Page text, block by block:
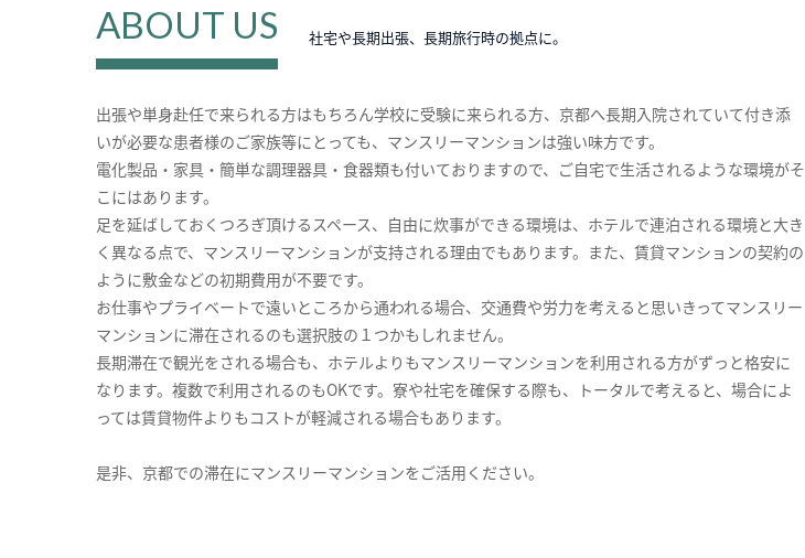
ABOUT US 社宅や長期出張、長期旅行時の拠点に。
出張や単身赴任で来られる方はもちろん学校に受験に来られる方、京都へ長期入院されていて付き添
いが必要な患者様のご家族等にとっても、マンスリーマンションは強い味方です。
電化製品・家具・簡単な調理器具・食器類も付いておりますので、ご自宅で生活されるような環境がそ
こにはあります。
足を延ばしておくつろぎ頂けるスペース、自由に炊事ができる環境は、ホテルで連泊される環境と大き
く異なる点で、マンスリーマンションが支持される理由でもあります。また、賃貸マンションの契約の
ように敷金などの初期費用が不要です。
お仕事やプライベートで遠いところから通われる場合、交通費や労力を考えると思いきってマンスリー
マンションに滞在されるのも選択肢の１つかもしれません。
長期滞在で観光をされる場合も、ホテルよりもマンスリーマンションを利用される方がずっと格安に
なります。複数で利用されるのもOKです。寮や社宅を確保する際も、トータルで考えると、場合によ
っては賃貸物件よりもコストが軽減される場合もあります。
是非、京都での滞在にマンスリーマンションをご活用ください。